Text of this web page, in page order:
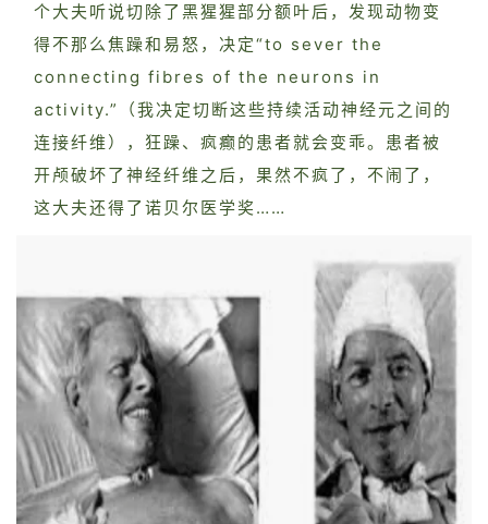
个大夫听说切除了黑猩猩部分额叶后，发现动物变
得不那么焦躁和易怒，决定“to sever the
connecting fibres of the neurons in
activity.”（我决定切断这些持续活动神经元之间的
连接纤维），狂躁、疯癫的患者就会变乖。患者被
开颅破坏了神经纤维之后，果然不疯了，不闹了，
这大夫还得了诺贝尔医学奖……